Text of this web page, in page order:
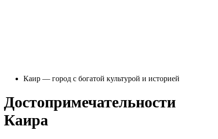
Каир — город с богатой культурой и историей
Достопримечательности
Каира